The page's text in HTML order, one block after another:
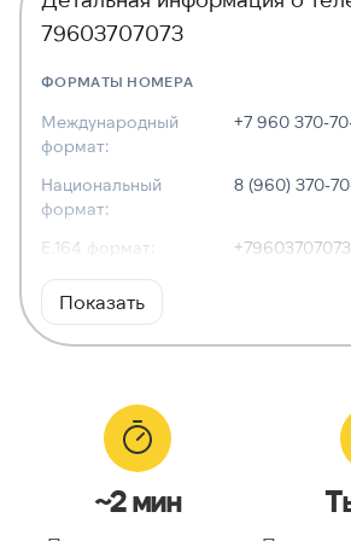
79603707073
ФОРМАТЫ НОМЕРА
Международный
формат:
+7 960 370-
Национальный
формат:
8 (960) 370-
E.164 формат:
+79603707073
RFC3966
формат:
Тип номера:
Оператор связи:
Национальный
9603707073
Показать
~2 мин